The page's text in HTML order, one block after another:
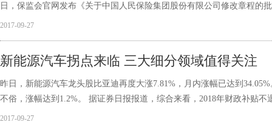
日，保监会官网发布《关于中国人民保险集团股份有限公司修改章程的
2017-09-27
新能源汽车拐点来临 三大细分领域值得关注
昨日，新能源汽车龙头股比亚迪再度大涨7.81%，月内涨幅已达到
不俗，涨幅达到1.2%。 据证券日报报道，综合来看，2018年财政补贴不
2017-09-27